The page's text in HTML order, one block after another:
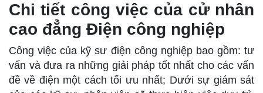
Chi tiết công việc của cử nhân
cao đẳng Điện công nghiệp
Công việc của kỹ sư điện công nghiệp bao gồm: tư
vấn và đưa ra những giải pháp tốt nhất cho các vấn
đề về điện một cách tối ưu nhất; Dưới sự giám sát